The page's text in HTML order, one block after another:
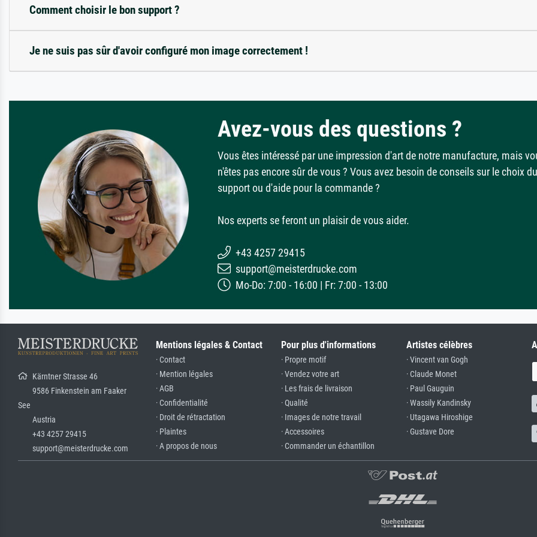
Comment choisir le bon support ?
Je ne suis pas sûr d'avoir configuré mon image correctement !
Avez-vous des questions ?
Vous êtes intéressé par une impression d'art de notre manufacture, mais
n'êtes pas encore sûr de vous ? Vous avez besoin de conseils sur le choix du
support ou d'aide pour la commande ?
Nos experts se feront un plaisir de vous aider.
+43 4257 29415
support@meisterdrucke.com
Mo-Do: 7:00 - 16:00 | Fr: 7:00 - 13:00
Kärntner Strasse 46
9586 Finkenstein am Faaker
See
Austria
+43 4257 29415
support@meisterdrucke.com
Mentions légales & Contact
· Contact
· Mention légales
· AGB
· Confidentialité
· Droit de rétractation
· Plaintes
· A propos de nous
Pour plus d'informations
· Propre motif
· Vendez votre art
· Les frais de livraison
· Qualité
· Images de notre travail
· Accessoires
· Commander un échantillon
Artistes célèbres
· Vincent van Gogh
· Claude Monet
· Paul Gauguin
· Wassily Kandinsky
· Utagawa Hiroshige
· Gustave Dore